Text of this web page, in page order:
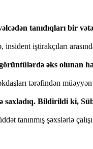
tanıdıqları bir
insident iştirakçıları
əks olunan
tərəfindən
saxladıq. Bildirildi ki,
tanınmış şəxslərlə